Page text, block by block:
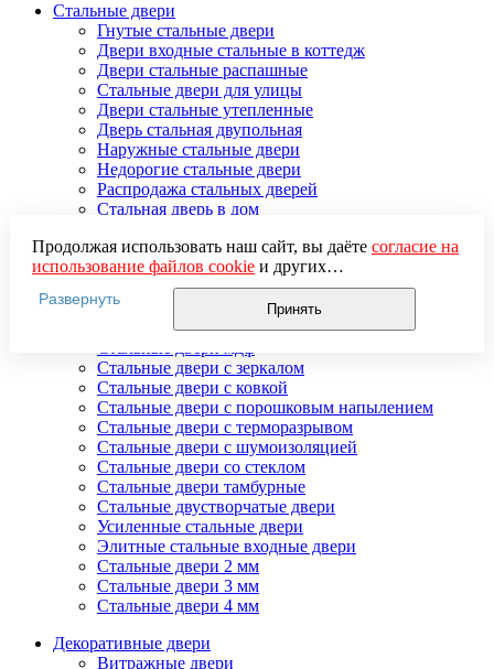
Стальные двери
Гнутые стальные двери
Двери входные стальные в коттедж
Двери стальные распашные
Стальные двери для улицы
Двери стальные утепленные
Дверь стальная двупольная
Наружные стальные двери
Недорогие стальные двери
Распродажа стальных дверей
Стальная дверь в дом
Стальные взломостойкие двери
Стальные входные двери в квартиру
Стальные двери в подъезд
Стальные двери внутреннего открывания
Стальные двери массив
Стальные двери с зеркалом
Стальные двери с ковкой
Стальные двери с порошковым напылением
Стальные двери с терморазрывом
Стальные двери с шумоизоляцией
Стальные двери со стеклом
Стальные двери тамбурные
Стальные двустворчатые двери
Усиленные стальные двери
Элитные стальные входные двери
Стальные двери 2 мм
Стальные двери 3 мм
Стальные двери 4 мм
Декоративные двери
Витражные двери
Продолжая использовать наш сайт, вы даёте согласие на
использование файлов cookieи других
пользовательских данных (включая IP-адрес, сведения о
местоположении, устройстве, действиях на сайте и т. п.)
для функционирования сайта, проведения
использования систем аналитики (например,
Яндекс.Метрика), в соответствии с нашей
обработки персональных данных.
Если вы не хотите, чтобы ваши данные обрабатывались,
настройте ограничения в браузере или покиньте сайт.
Развернуть
Принять